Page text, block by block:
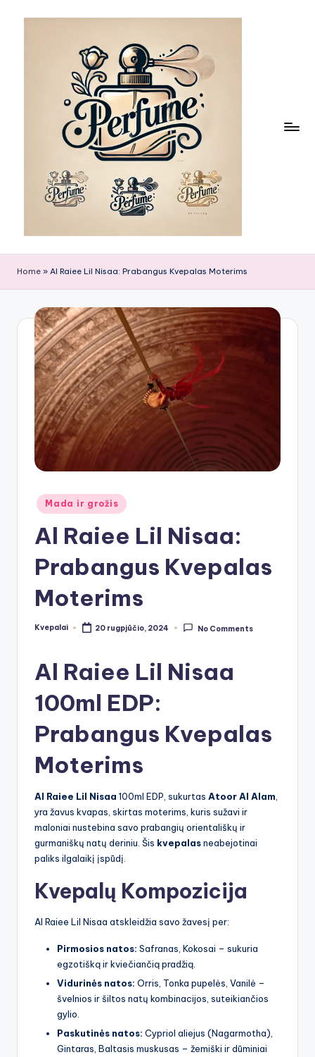
Home » Al Raiee Lil Nisaa: Prabangus Kvepalas Moterims
Posted
in
Mada ir grožis
Al Raiee Lil Nisaa:
Prabangus Kvepalas
Moterims
Posted
Kvepalai 20 rugpjūčio, 2024 No Comments
Al Raiee Lil Nisaa
100ml EDP:
Prabangus Kvepalas
Moterims
Al Raiee Lil Nisaa 100ml EDP, sukurtas Atoor Al Alam
yra žavus kvapas, skirtas moterims, kuris sužavi ir
maloniai nustebina savo prabangių orientališkų ir
gurmaniškų natų deriniu. Šis kvepalasneabejotinai
paliks ilgalaikį įspūdį.
Kvepalų Kompozicija
Al Raiee Lil Nisaa atskleidžia savo žavesį per:
Pirmosios natos: Safranas, Kokosai – sukuria
egzotišką ir kviečiančią pradžią.
Vidurinės natos: Orris, Tonka pupelės, Vanilė –
švelnios ir šiltos natų kombinacijos, suteikiančios
gylio.
Paskutinės natos: Cypriol aliejus (Nagarmotha),
Gintaras, Baltasis muskusas – žemiški ir dūminiai